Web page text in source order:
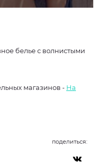
белье с волнистыми
магазинов - На
поделиться: